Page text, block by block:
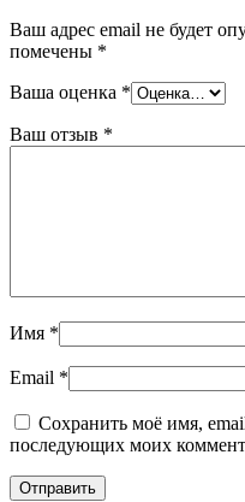
Ваш адрес email не будет
помечены *
Ваша оценка *
Ваш отзыв *
Имя *
Email *
Сохранить моё имя,
последующих моих